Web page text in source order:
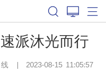
派沐光而行
| 2023-08-15 11:05:57